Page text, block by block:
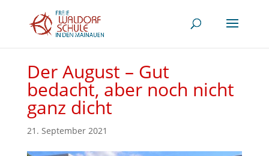
Der August – Gut
bedacht, aber noch nicht
ganz dicht
21. September 2021